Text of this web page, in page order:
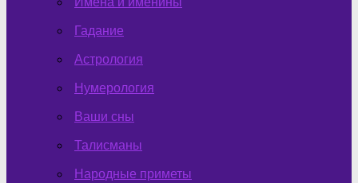
Гадание
Астрология
Нумерология
Ваши сны
Талисманы
Народные приметы